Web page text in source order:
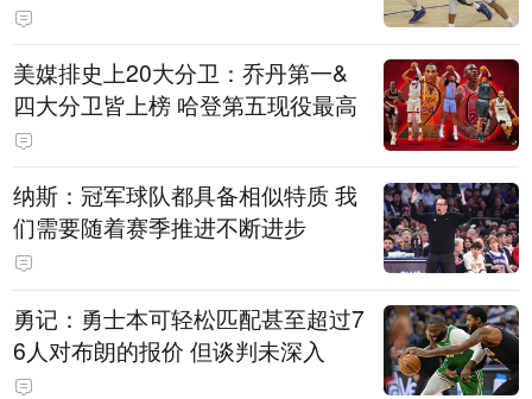
美媒排史上20大分卫：乔丹第一&
四大分卫皆上榜 哈登第五现役最高
纳斯：冠军球队都具备相似特质 我
们需要随着赛季推进不断进步
勇记：勇士本可轻松匹配甚至超过7
6人对布朗的报价 但谈判未深入